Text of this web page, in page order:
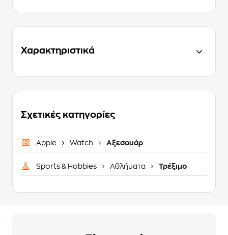
Χαρακτηριστικά
Σχετικές κατηγορίες
Apple Watch Αξεσουάρ
Sports & Hobbies Αθλήματα Τρέξιμο